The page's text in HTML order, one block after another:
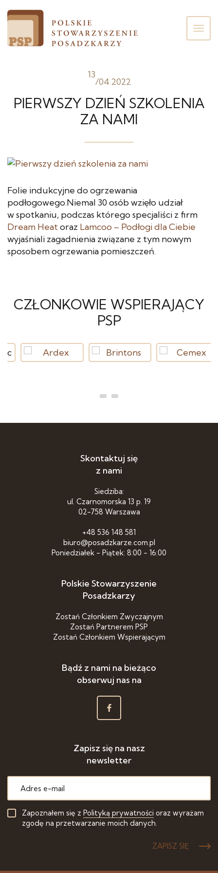
13
/04.2022
PIERWSZY DZIEŃ SZKOLENIA
ZA NAMI
Folie indukcyjne do ogrzewania
podłogowego.Niemal 30 osób wzięło udział
w spotkaniu, podczas którego specjaliści z firm
Dream Heatoraz Lamcoo – Podłogi dla Ciebie
wyjaśniali zagadnienia związane z tym nowym
sposobem ogrzewania pomieszczeń.
CZŁONKOWIE WSPIERAJĄCY
PSP
Skontaktuj się
z nami
Siedziba:
ul. Czarnomorska 13 p. 19
02-758 Warszawa
+48 536 148 581
biuro@posadzkarze.com.pl
Poniedziałek - Piątek: 8:00 - 16:00
Polskie Stowarzyszenie
Posadzkarzy
Zostań Członkiem Zwyczajnym
Zostań Partnerem PSP
Zostań Członkiem Wspierającym
Bądź z nami na bieżąco
obserwuj nas na
Zapisz się na nasz
newsletter
Zapoznałem się z Polityką prywatności oraz wyrażam
zgodę na przetwarzanie moich danych.
ZAPISZ SIĘ